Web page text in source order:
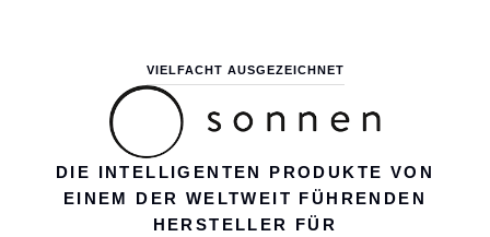
VIELFACHT AUSGEZEICHNET
DIE INTELLIGENTEN PRODUKTE VON
EINEM DER WELTWEIT FÜHRENDEN
HERSTELLER FÜR